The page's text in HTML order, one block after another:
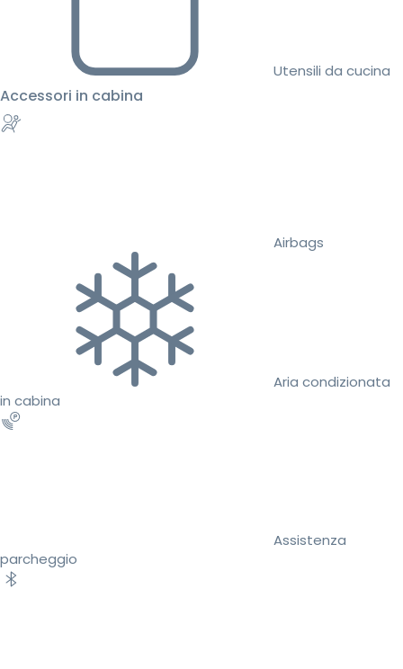
Utensili da cucina
Accessori in cabina
Airbags
Aria condizionata
in cabina
Assistenza
parcheggio